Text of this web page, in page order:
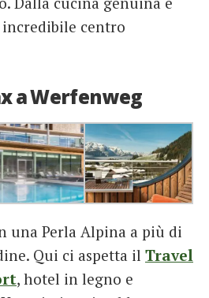
centro
a Werfenweg
una Perla Alpina a più di
Qui ci aspetta il Travel
, hotel in legno e